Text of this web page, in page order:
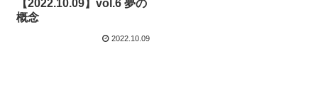
【2022.10.09】vol.6 夢の
概念
2022.10.09